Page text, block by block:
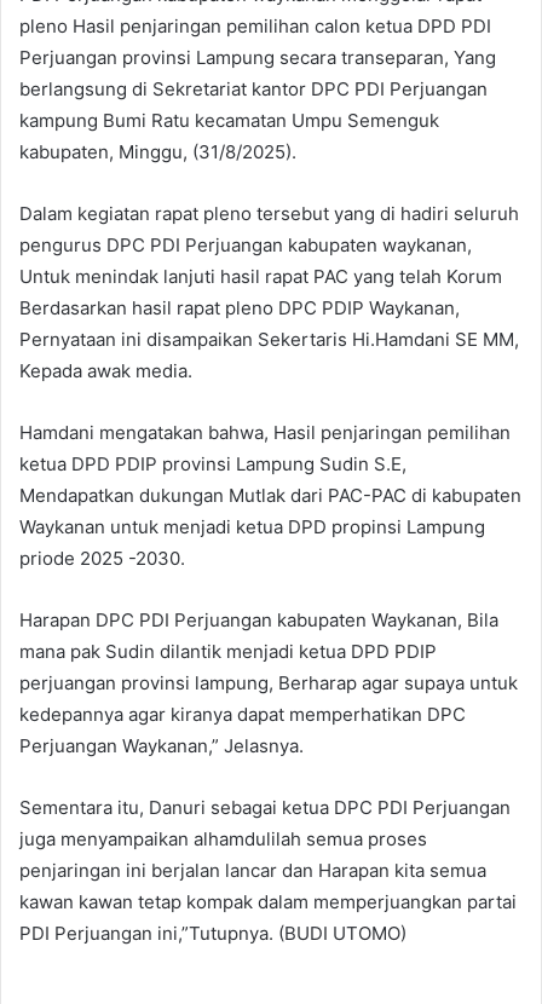
pleno Hasil penjaringan pemilihan calon ketua DPD PDI
Perjuangan provinsi Lampung secara transeparan, Yang
berlangsung di Sekretariat kantor DPC PDI Perjuangan
kampung Bumi Ratu kecamatan Umpu Semenguk
kabupaten, Minggu, (31/8/2025).
Dalam kegiatan rapat pleno tersebut yang di hadiri seluruh
pengurus DPC PDI Perjuangan kabupaten waykanan,
Untuk menindak lanjuti hasil rapat PAC yang telah Korum
Berdasarkan hasil rapat pleno DPC PDIP Waykanan,
Pernyataan ini disampaikan Sekertaris Hi.Hamdani SE MM,
Kepada awak media.
Hamdani mengatakan bahwa, Hasil penjaringan pemilihan
ketua DPD PDIP provinsi Lampung Sudin S.E,
Mendapatkan dukungan Mutlak dari PAC-PAC di kabupaten
Waykanan untuk menjadi ketua DPD propinsi Lampung
priode 2025 -2030.
Harapan DPC PDI Perjuangan kabupaten Waykanan, Bila
mana pak Sudin dilantik menjadi ketua DPD PDIP
perjuangan provinsi lampung, Berharap agar supaya untuk
kedepannya agar kiranya dapat memperhatikan DPC
Perjuangan Waykanan,” Jelasnya.
Sementara itu, Danuri sebagai ketua DPC PDI Perjuangan
juga menyampaikan alhamdulilah semua proses
penjaringan ini berjalan lancar dan Harapan kita semua
kawan kawan tetap kompak dalam memperjuangkan partai
PDI Perjuangan ini,”Tutupnya. (BUDI UTOMO)